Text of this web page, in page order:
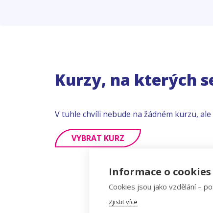
Kurzy, na kterých
V tuhle chvíli nebude na žádném kurzu,
VYBRAT KURZ
Informace o
Cookies jsou jako vzdělání –
Zjistit více